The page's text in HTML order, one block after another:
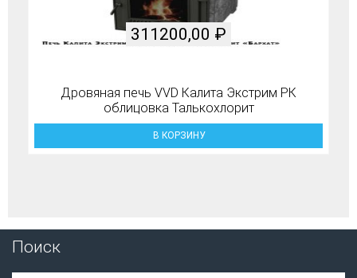
Дровяная печь VVD Калита Экстрим РК
облицовка Талькохлорит
311200,00 ₽
В КОРЗИНУ
Поиск